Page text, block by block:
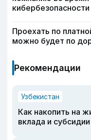
кибербезопасности
Проехать по
можно будет по
Рекомендации
Узбекистан
Как накопить на
вклада и субсидии